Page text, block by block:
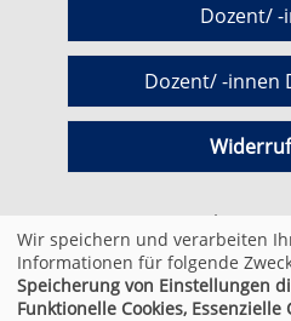
Dozent/ -
Dozent/ -innen
Cookie
© 2026 Kufer Software GmbH
Wir speichern und verarbeiten
Informationen für folgende
Speicherung von Einstellungen
Funktionelle Cookies, Essenzielle